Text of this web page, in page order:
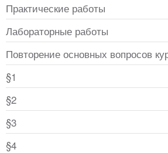
Практические работы
Лабораторные работы
Повторение основных вопросов
§1
§2
§3
§4